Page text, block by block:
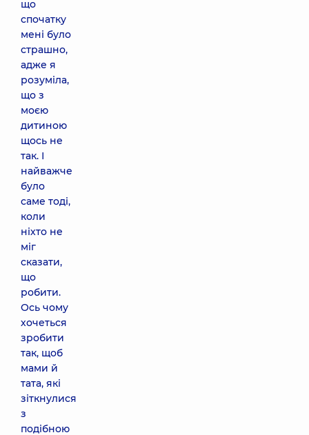
що
спочатку
мені було
страшно,
адже я
розуміла,
що з
моєю
дитиною
щось не
так. І
найважче
було
саме тоді,
коли
ніхто не
міг
сказати,
що
робити.
Ось чому
хочеться
зробити
так, щоб
мами й
тата, які
зіткнулися
з
подібною